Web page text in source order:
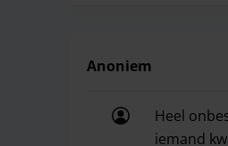
Anoniem
Heel
iemand